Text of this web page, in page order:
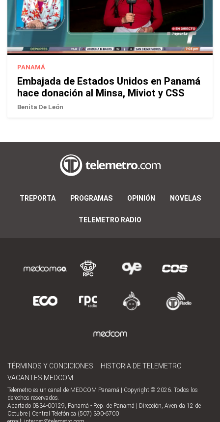
PANAMÁ
Embajada de Estados Unidos en Panamá
hace donación al Minsa, Miviot y CSS
Benita De León
TREPORTA PROGRAMAS OPINIÓN NOVELAS
TELEMETRO RADIO
TÉRMINOS Y CONDICIONES
HISTORIA DE TELEMETRO
VACANTES MEDCOM
Telemetro es un canal de MEDCOM Panamá | Copyright © 2026. Todos los
derechos reservados.
Apartado 0834-00129, Panamá - Rep. de Panamá | Dirección, Avenida 12 de
Octubre | Central Telefónica (507) 390-6700